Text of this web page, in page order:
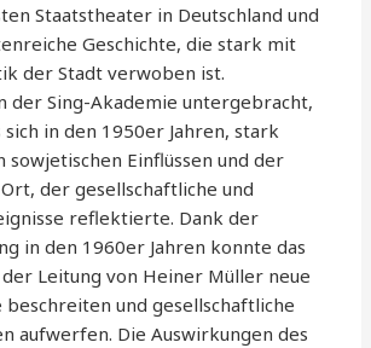
Staatstheater in Deutschland und
Geschichte, die stark mit
der Stadt verwoben ist.
der Sing-Akademie untergebracht,
in den 1950er Jahren, stark
sowjetischen Einflüssen und der
Ort, der gesellschaftliche und
reflektierte. Dank der
in den 1960er Jahren konnte das
Leitung von Heiner Müller neue
und gesellschaftliche
aufwerfen. Die Auswirkungen des